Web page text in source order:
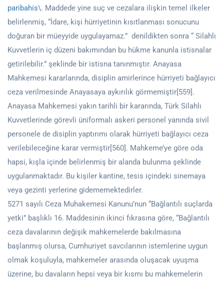
paribahis\. Maddede yine suç ve cezalara ilişkin temel ilkeler
belirlenmiş, “İdare, kişi hürriyetinin kısıtlanması sonucunu
doğuran bir müeyyide uygulayamaz.” denildikten sonra “ Silahlı
Kuvvetlerin iç düzeni bakımından bu hükme kanunla istisnalar
getirilebilir.” şeklinde bir istisna tanınmıştır. Anayasa
Mahkemesi kararlarında, disiplin amirlerince hürriyeti bağlayıcı
ceza verilmesinde Anayasaya aykırılık görmemiştir[559].
Anayasa Mahkemesi yakın tarihli bir kararında, Türk Silahlı
Kuvvetlerinde görevli üniformalı askeri personel yanında sivil
personele de disiplin yaptırımı olarak hürriyeti bağlayıcı ceza
verilebileceğine karar vermiştir[560]. Mahkeme’ye göre oda
hapsi, kışla içinde belirlenmiş bir alanda bulunma şeklinde
uygulanmaktadır. Bu kişiler kantine, tesis içindeki sinemaya
veya gezinti yerlerine gidememektedirler.
5271 sayılı Ceza Muhakemesi Kanunu’nun “Bağlantılı suçlarda
yetki” başlıklı 16. Maddesinin ikinci fıkrasına göre, “Bağlantılı
ceza davalarının değişik mahkemelerde bakılmasına
başlanmış olursa, Cumhuriyet savcılarının istemlerine uygun
olmak koşuluyla, mahkemeler arasında oluşacak uyuşma
üzerine, bu davaların hepsi veya bir kısmı bu mahkemelerin